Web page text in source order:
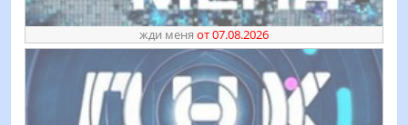
жди меня от 07.08.2026